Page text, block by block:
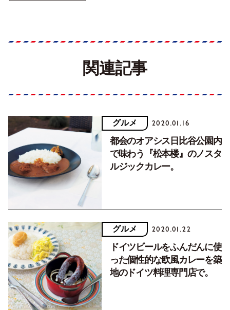
関連記事
グルメ 2020.01.16
都会のオアシス日比谷公園内
で味わう『松本楼』のノスタ
ルジックカレー。
グルメ 2020.01.22
ドイツビールをふんだんに使
った個性的な欧風カレーを築
地のドイツ料理専門店で。